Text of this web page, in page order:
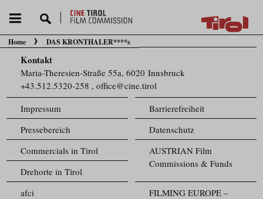
Sie befinden sich hier:
Home DAS KRONTHALER****s
Kontakt
Maria-Theresien-Straße 55a, 6020 Innsbruck
+43.512.5320-258 ,office@cine.tirol
Impressum
Barrierefreiheit
Pressebereich
Datenschutz
Commercials in Tirol
AUSTRIAN Film
Commissions & Funds
Drehorte in Tirol
FILMING EUROPE –
afci